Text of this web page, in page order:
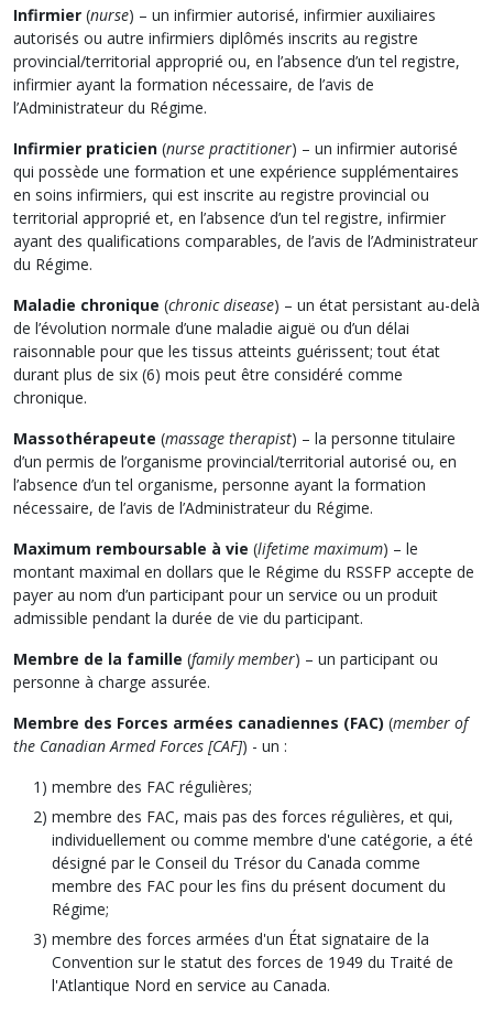
Infirmier (nurse) – un infirmier autorisé, infirmier auxiliaires
autorisés ou autre infirmiers diplômés inscrits au registre
provincial/territorial approprié ou, en l’absence d’un tel registre,
infirmier ayant la formation nécessaire, de l’avis de
l’Administrateur du Régime.
Infirmier praticien (nurse practitioner) – un infirmier autorisé
qui possède une formation et une expérience supplémentaires
en soins infirmiers, qui est inscrite au registre provincial ou
territorial approprié et, en l’absence d’un tel registre, infirmier
ayant des qualifications comparables, de l’avis de l’Administrateur
du Régime.
Maladie chronique (chronic disease) – un état persistant au-delà
de l’évolution normale d’une maladie aiguë ou d’un délai
raisonnable pour que les tissus atteints guérissent; tout état
durant plus de six (6) mois peut être considéré comme
chronique.
Massothérapeute (massage therapist) – la personne titulaire
d’un permis de l’organisme provincial/territorial autorisé ou, en
l’absence d’un tel organisme, personne ayant la formation
nécessaire, de l’avis de l’Administrateur du Régime.
Maximum remboursable à vie (lifetime maximum) – le
montant maximal en dollars que le Régime du RSSFP accepte de
payer au nom d’un participant pour un service ou un produit
admissible pendant la durée de vie du participant.
Membre de la famille (family member) – un participant ou
personne à charge assurée.
Membre des Forces armées canadiennes (FAC) (member of
the Canadian Armed Forces [CAF]) - un :
membre des FAC régulières;
membre des FAC, mais pas des forces régulières, et qui,
individuellement ou comme membre d'une catégorie, a été
désigné par le Conseil du Trésor du Canada comme
membre des FAC pour les fins du présent document du
Régime;
membre des forces armées d'un État signataire de la
Convention sur le statut des forces de 1949 du Traité de
l'Atlantique Nord en service au Canada.